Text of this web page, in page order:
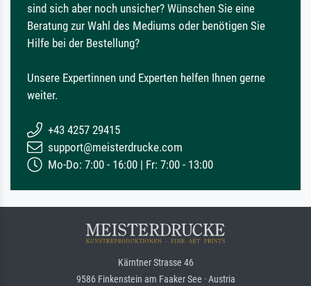
sind sich aber noch unsicher? Wünschen Sie eine
Beratung zur Wahl des Mediums oder benötigen Sie
Hilfe bei der Bestellung?
Unsere Expertinnen und Experten helfen Ihnen gerne
weiter.
+43 4257 29415
support@meisterdrucke.com
Mo-Do: 7:00 - 16:00 | Fr: 7:00 - 13:00
Kärntner Strasse 46
9586 Finkenstein am Faaker See · Austria